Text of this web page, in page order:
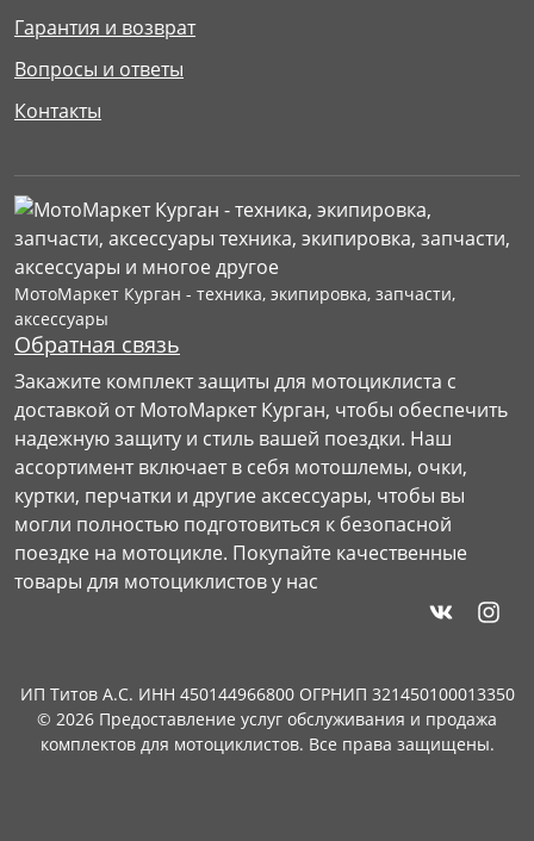
Гарантия и возврат
Вопросы и ответы
Контакты
МотоМаркет Курган - техника, экипировка, запчасти,
аксессуары
Обратная связь
Закажите комплект защиты для мотоциклиста с
доставкой от МотоМаркет Курган, чтобы обеспечить
надежную защиту и стиль вашей поездки. Наш
ассортимент включает в себя мотошлемы, очки,
куртки, перчатки и другие аксессуары, чтобы вы
могли полностью подготовиться к безопасной
поездке на мотоцикле. Покупайте качественные
товары для мотоциклистов у нас
ИП Титов А.С. ИНН 450144966800 ОГРНИП 321450100013350
© 2026 Предоставление услуг обслуживания и продажа
комплектов для мотоциклистов. Все права защищены.